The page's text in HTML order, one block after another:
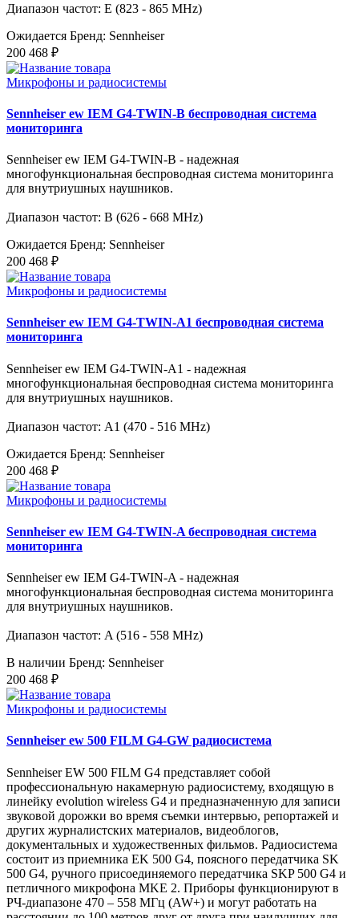
Диапазон частот: E (823 - 865 MHz)
Ожидается Бренд: Sennheiser
200 468 ₽
Микрофоны и радиосистемы
Sennheiser ew IEM G4-TWIN-B беспроводная система
мониторинга
Sennheiser ew IEM G4-TWIN-B - надежная
многофункциональная беспроводная система мониторинга
для внутриушных наушников.
Диапазон частот: B (626 - 668 MHz)
Ожидается Бренд: Sennheiser
200 468 ₽
Микрофоны и радиосистемы
Sennheiser ew IEM G4-TWIN-A1 беспроводная система
мониторинга
Sennheiser ew IEM G4-TWIN-A1 - надежная
многофункциональная беспроводная система мониторинга
для внутриушных наушников.
Диапазон частот: A1 (470 - 516 MHz)
Ожидается Бренд: Sennheiser
200 468 ₽
Микрофоны и радиосистемы
Sennheiser ew IEM G4-TWIN-A беспроводная система
мониторинга
Sennheiser ew IEM G4-TWIN-A - надежная
многофункциональная беспроводная система мониторинга
для внутриушных наушников.
Диапазон частот: A (516 - 558 MHz)
В наличии Бренд: Sennheiser
200 468 ₽
Микрофоны и радиосистемы
Sennheiser ew 500 FILM G4-GW радиосистема
Sennheiser EW 500 FILM G4 представляет собой
профессиональную накамерную радиосистему, входящую в
линейку evolution wireless G4 и предназначенную для записи
звуковой дорожки во время съемки интервью, репортажей и
других журналистских материалов, видеоблогов,
документальных и художественных фильмов. Радиосистема
состоит из приемника EK 500 G4, поясного передатчика SK
500 G4, ручного присоединяемого передатчика SKP 500 G4 и
петличного микрофона MKE 2. Приборы функционируют в
РЧ-диапазоне 470 – 558 МГц (AW+) и могут работать на